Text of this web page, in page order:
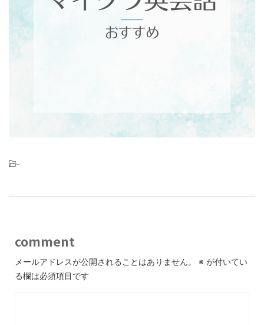
-
comment
メールアドレスが公開されることはありません。 ※ が付いてい
る欄は必須項目です